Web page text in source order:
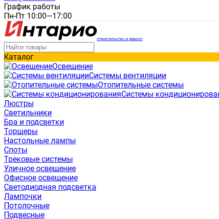
График работы
Пн-Пт 10:00—17:00
строительство и ремонт
Каталог
Освещение
Системы вентиляции
Отопительные системы
Системы
Люстры
Светильники
Бра и подсветки
Торшеры
Настольные лампы
Споты
Трековые системы
Уличное освещение
Офисное освещение
Светодиодная подсветка
Лампочки
Потолочные
Подвесные